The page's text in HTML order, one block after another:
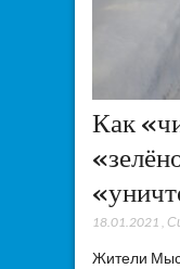
Как
18.01.2021 ,
Жители